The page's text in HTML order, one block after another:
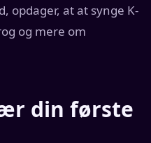
opdager, at at synge K-
og mere om
din første